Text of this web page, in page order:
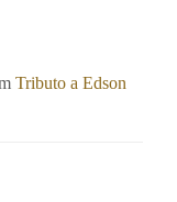
Tributo a Edson